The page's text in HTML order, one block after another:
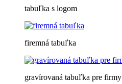
tabuľka s logom
firemná tabuľka
gravírovaná tabuľka pre firmy